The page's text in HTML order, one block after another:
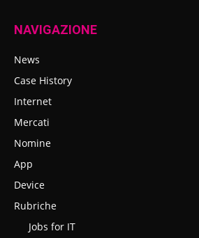
NAVIGAZIONE
News
Case History
Internet
Mercati
Nomine
App
Device
Rubriche
Jobs for IT